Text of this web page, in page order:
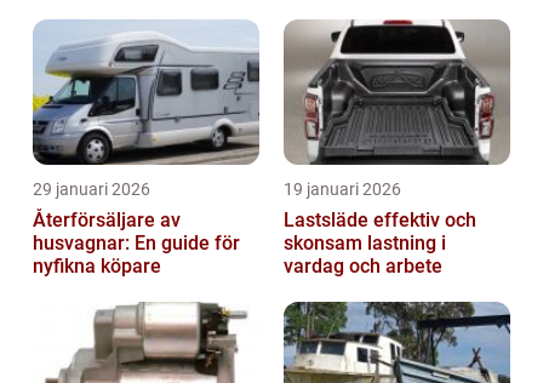
29 januari 2026
Återförsäljare av
husvagnar: En guide för
nyfikna köpare
19 januari 2026
Lastsläde effektiv och
skonsam lastning i
vardag och arbete